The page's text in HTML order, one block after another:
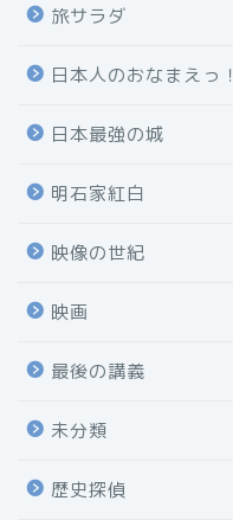
旅サラダ
日本人のおなまえっ！
日本最強の城
明石家紅白
映像の世紀
映画
最後の講義
未分類
歴史探偵